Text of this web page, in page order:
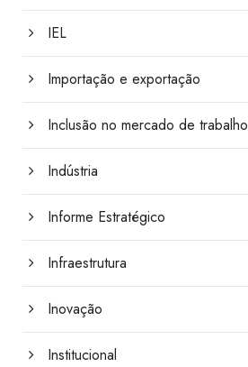
IEL
Importação e exportação
Inclusão no mercado de trabalho
Indústria
Informe Estratégico
Infraestrutura
Inovação
Institucional